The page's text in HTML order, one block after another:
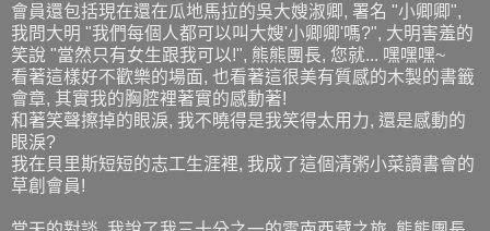
會員還包括現在還在瓜地馬拉的吳大嫂淑卿, 署名 "小卿卿",
我問大明 "我們每個人都可以叫大嫂'小卿卿'嗎?", 大明害羞的
笑說 "當然只有女生跟我可以!", 熊熊團長, 您就... 嘿嘿嘿~
看著這樣好不歡樂的場面, 也看著這很美有質感的木製的書籤
會章, 其實我的胸腔裡著實的感動著!
和著笑聲擦掉的眼淚, 我不曉得是我笑得太用力, 還是感動的
眼淚?
我在貝里斯短短的志工生涯裡, 我成了這個清粥小菜讀書會的
草創會員!